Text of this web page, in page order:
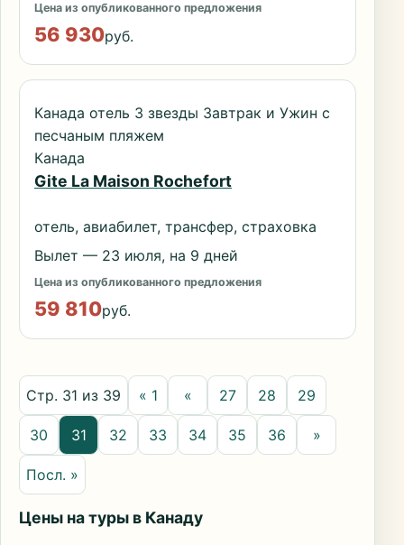
Цена из опубликованного предложения
56 930руб.
Канада отель 3 звезды Завтрак и Ужин с
песчаным пляжем
Канада
Gite La Maison Rochefort
отель, авиабилет, трансфер, страховка
Вылет — 23 июля, на 9 дней
Цена из опубликованного предложения
59 810руб.
Стр. 31 из 39 « 1 « 27 28 29
30 31 32 33 34 35 36 »
Посл. »
Цены на туры в Канаду